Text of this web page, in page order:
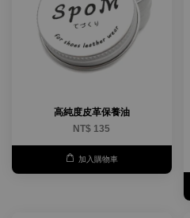
高純度皮革保養油
NT$ 135
加入購物車